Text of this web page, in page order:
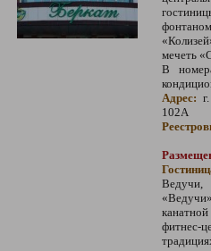
мечеть
В
Адрес:
102А
фитнес-